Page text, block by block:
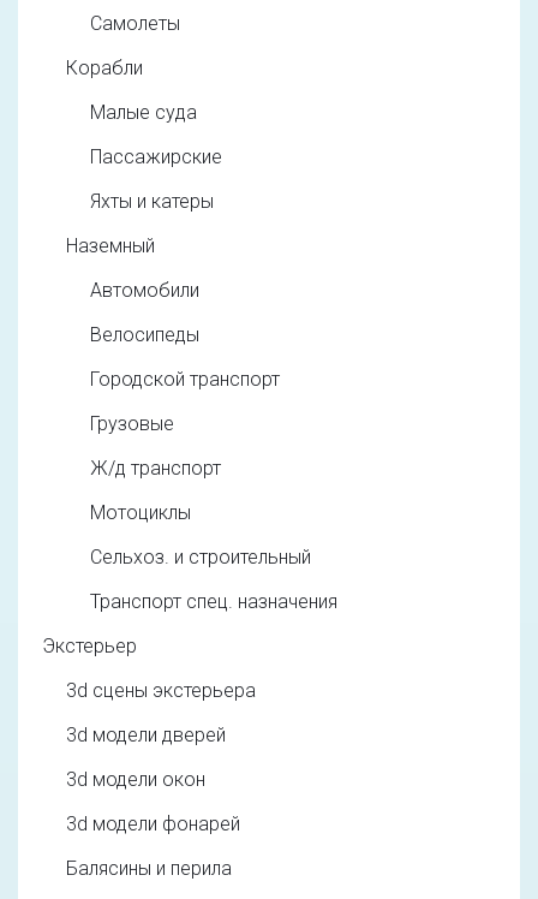
Самолеты
Корабли
Малые суда
Пассажирские
Яхты и катеры
Наземный
Автомобили
Велосипеды
Городской транспорт
Грузовые
Ж/д транспорт
Мотоциклы
Сельхоз. и строительный
Транспорт спец. назначения
Экстерьер
3d cцены экстерьера
3d модели дверей
3d модели окон
3d модели фонарей
Балясины и перила